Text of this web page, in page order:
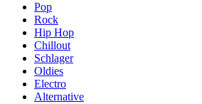
Pop
Rock
Hip Hop
Chillout
Schlager
Oldies
Electro
Alternative